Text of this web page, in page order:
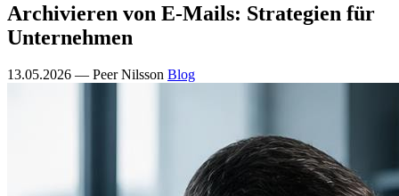
Archivieren von E-Mails: Strategien für
Unternehmen
13.05.2026 — Peer Nilsson Blog